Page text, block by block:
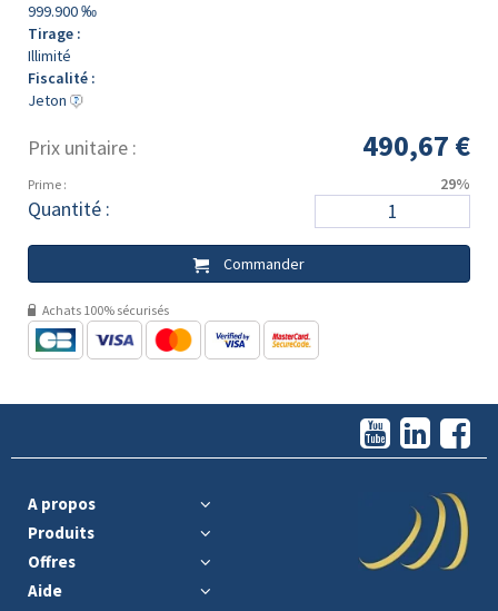
999.900 ‰
Tirage :
Illimité
Fiscalité :
Jeton
Prix unitaire : 490,67 €
Prime : 29%
Quantité :
Commander
Achats 100% sécurisés
A propos
Produits
Offres
Aide